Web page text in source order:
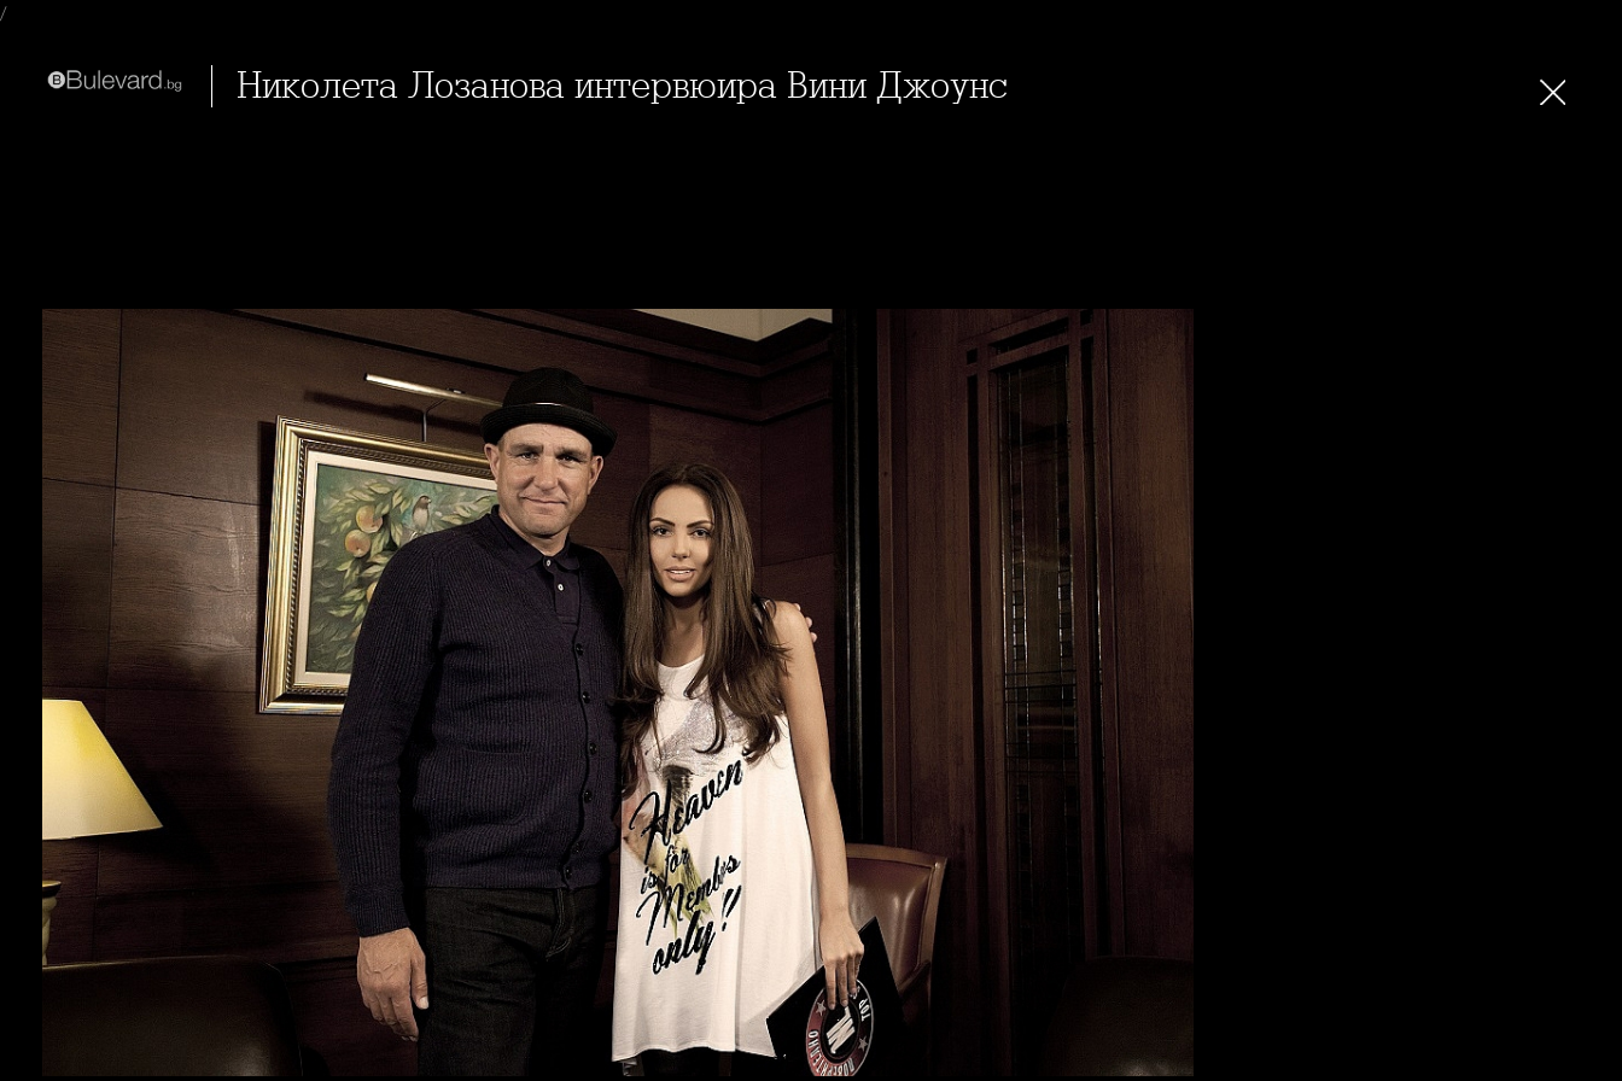
/
Николета Лозанова интервюира Вини Джоунс